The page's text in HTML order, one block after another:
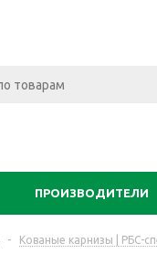
ПРОИЗВОДИТЕЛИ
- Кованые карнизы | РБС-